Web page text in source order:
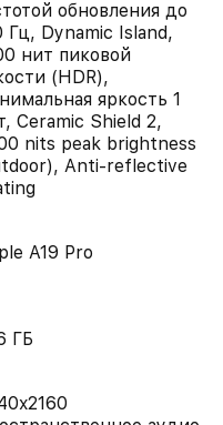
обновления до
Гц, Dynamic Island,
нит пиковой
(HDR),
яркость 1
Ceramic Shield 2,
nits peak brightness
Anti-reflective
A19 Pro
ГБ